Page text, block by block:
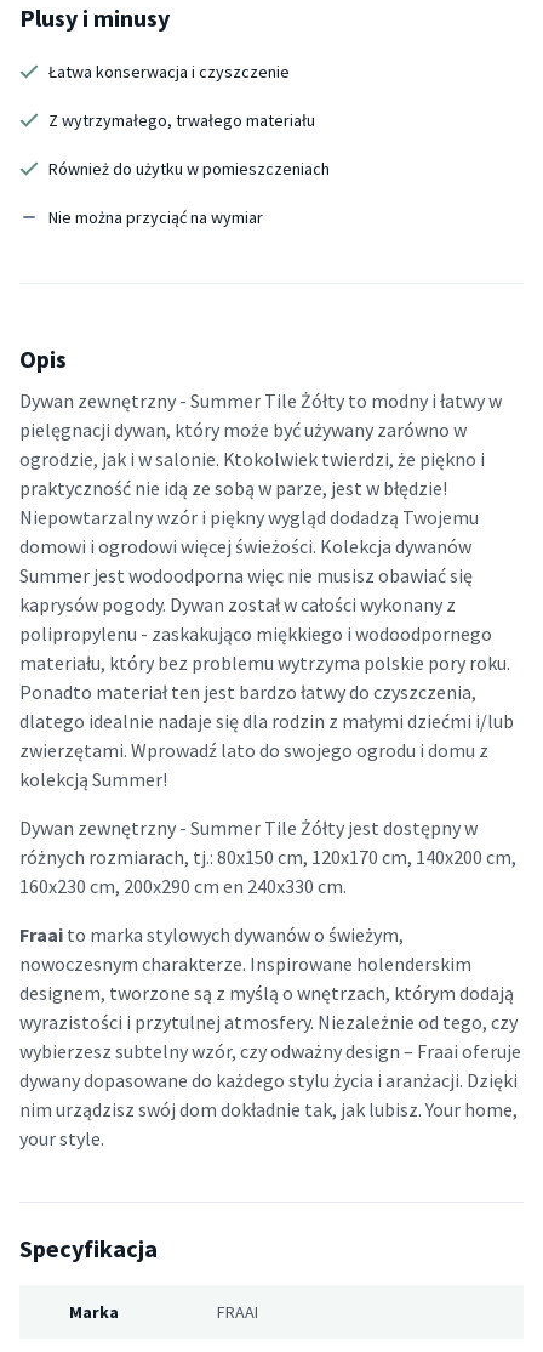
Plusy i minusy
Łatwa konserwacja i czyszczenie
Z wytrzymałego, trwałego materiału
Również do użytku w pomieszczeniach
Nie można przyciąć na wymiar
Opis
Dywan zewnętrzny - Summer Tile Żółty to modny i łatwy w
pielęgnacji dywan, który może być używany zarówno w
ogrodzie, jak i w salonie. Ktokolwiek twierdzi, że piękno i
praktyczność nie idą ze sobą w parze, jest w błędzie!
Niepowtarzalny wzór i piękny wygląd dodadzą Twojemu
domowi i ogrodowi więcej świeżości. Kolekcja dywanów
Summer jest wodoodporna więc nie musisz obawiać się
kaprysów pogody. Dywan został w całości wykonany z
polipropylenu - zaskakująco miękkiego i wodoodpornego
materiału, który bez problemu wytrzyma polskie pory roku.
Ponadto materiał ten jest bardzo łatwy do czyszczenia,
dlatego idealnie nadaje się dla rodzin z małymi dziećmi i/lub
zwierzętami. Wprowadź lato do swojego ogrodu i domu z
kolekcją Summer!
Dywan zewnętrzny - Summer Tile Żółty jest dostępny w
różnych rozmiarach, tj.: 80x150 cm, 120x170 cm, 140x200 cm,
160x230 cm, 200x290 cm en 240x330 cm.
Fraai to marka stylowych dywanów o świeżym,
nowoczesnym charakterze. Inspirowane holenderskim
designem, tworzone są z myślą o wnętrzach, którym dodają
wyrazistości i przytulnej atmosfery. Niezależnie od tego, czy
wybierzesz subtelny wzór, czy odważny design – Fraai oferuje
dywany dopasowane do każdego stylu życia i aranżacji. Dzięki
nim urządzisz swój dom dokładnie tak, jak lubisz. Your home,
your style.
Specyfikacja
Marka FRAAI